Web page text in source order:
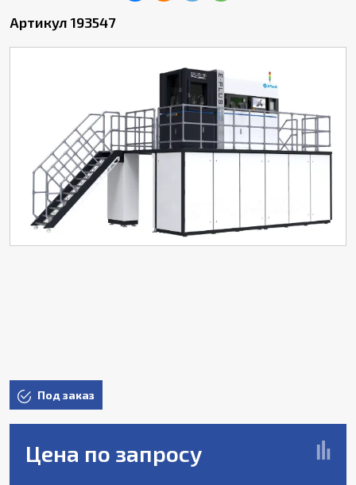
Артикул 193547
Под заказ
Цена по запросу